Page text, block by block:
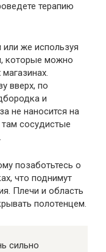
терапию
же используя
которые можно
вверх, по
и
не наносится на
там сосудистые
позаботьтесь о
что поднимут
Плечи и область
полотенцем.
сильно